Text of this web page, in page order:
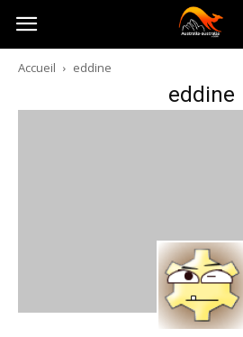
Australia-
australie.com
Accueil eddine
eddine